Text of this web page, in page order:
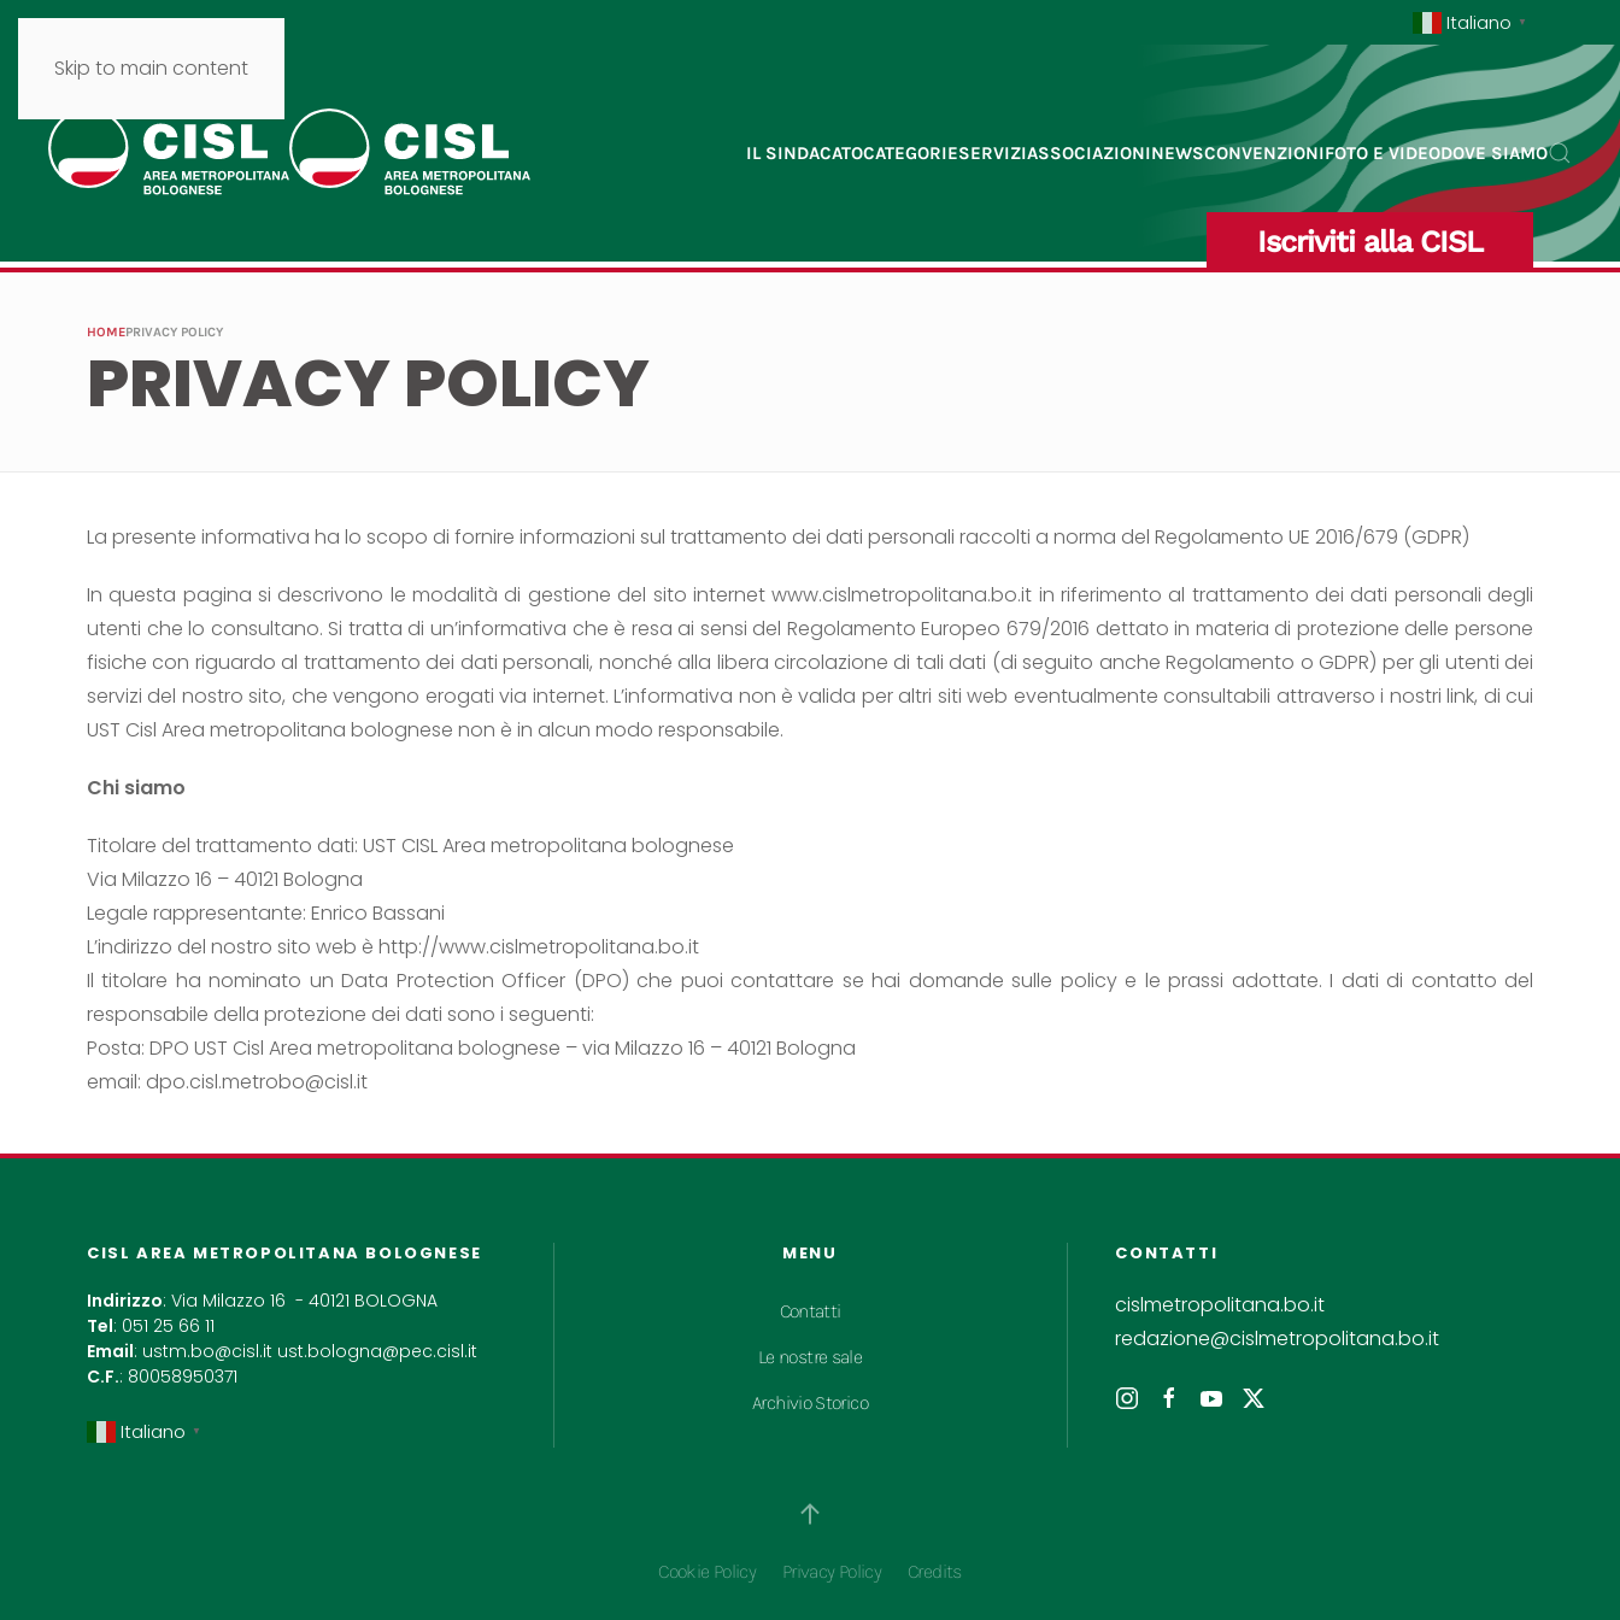
Skip to main content
Italiano ▼
IL SINDACATOCATEGORIESERVIZIASSOCIAZIONINEWSCONVENZIONIFOTO E VIDEODOVE SIAMO
Iscriviti alla CISL
HOMEPRIVACY POLICY
PRIVACY POLICY
La presente informativa ha lo scopo di fornire informazioni sul trattamento dei dati personali raccolti a norma del Regolamento UE 2016/679 (GDPR)
In questa pagina si descrivono le modalità di gestione del sito internet www.cislmetropolitana.bo.it in riferimento al trattamento dei dati personali degli
utenti che lo consultano. Si tratta di un’informativa che è resa ai sensi del Regolamento Europeo 679/2016 dettato in materia di protezione delle persone
fisiche con riguardo al trattamento dei dati personali, nonché alla libera circolazione di tali dati (di seguito anche Regolamento o GDPR) per gli utenti dei
servizi del nostro sito, che vengono erogati via internet. L’informativa non è valida per altri siti web eventualmente consultabili attraverso i nostri link, di cui
UST Cisl Area metropolitana bolognese non è in alcun modo responsabile.
Chi siamo
Titolare del trattamento dati: UST CISL Area metropolitana bolognese
Via Milazzo 16 – 40121 Bologna
Legale rappresentante: Enrico Bassani
L’indirizzo del nostro sito web è http://www.cislmetropolitana.bo.it
Il titolare ha nominato un Data Protection Officer (DPO) che puoi contattare se hai domande sulle policy e le prassi adottate. I dati di contatto del
responsabile della protezione dei dati sono i seguenti:
Posta: DPO UST Cisl Area metropolitana bolognese – via Milazzo 16 – 40121 Bologna
email: dpo.cisl.metrobo@cisl.it
CISL AREA METROPOLITANA BOLOGNESE
Indirizzo: Via Milazzo 16 - 40121 BOLOGNA
Tel: 051 25 66 11
Email: ustm.bo@cisl.it ust.bologna@pec.cisl.it
C.F.: 80058950371
Italiano ▼
MENU
Contatti
Le nostre sale
Archivio Storico
CONTATTI
cislmetropolitana.bo.it
redazione@cislmetropolitana.bo.it
Cookie Policy Privacy Policy Credits